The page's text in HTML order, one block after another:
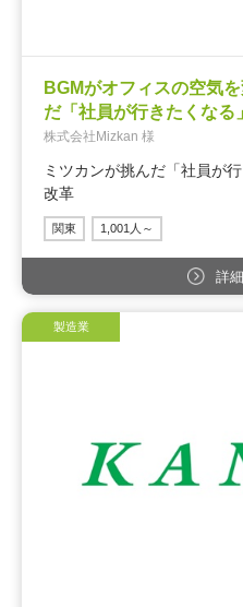
BGMがオフィスの空気
だ「社員が行きたくなる
株式会社Mizkan 様
ミツカンが挑んだ「社員が
改革
関東 1,001人～
詳
製造業